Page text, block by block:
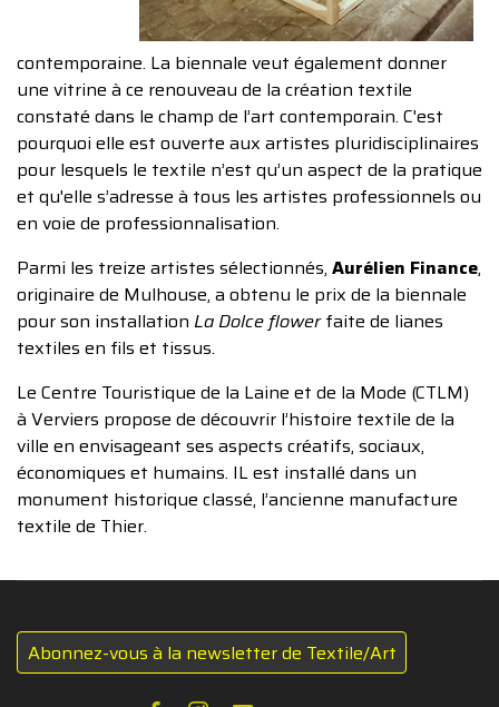
contemporaine. La biennale veut également donner
une vitrine à ce renouveau de la création textile
constaté dans le champ de l’art contemporain. C'est
pourquoi elle est ouverte aux artistes pluridisciplinaires
pour lesquels le textile n’est qu’un aspect de la pratique
et qu'elle s’adresse à tous les artistes professionnels ou
en voie de professionnalisation.
Parmi les treize artistes sélectionnés, Aurélien Finance,
originaire de Mulhouse, a obtenu le prix de la biennale
pour son installation La Dolce flowerfaite de lianes
textiles en fils et tissus.
Le Centre Touristique de la Laine et de la Mode (CTLM)
à Verviers propose de découvrir l’histoire textile de la
ville en envisageant ses aspects créatifs, sociaux,
économiques et humains. IL est installé dans un
monument historique classé, l’ancienne manufacture
textile de Thier.
Abonnez-vous à la newsletter de Textile/Art